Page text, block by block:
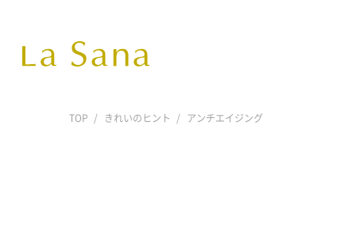
TOP きれいのヒント アンチエイジング